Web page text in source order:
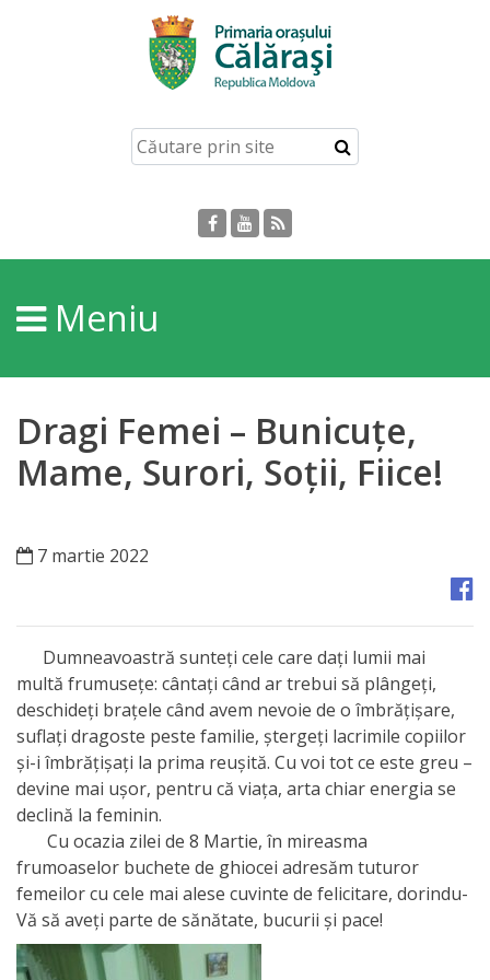
Despre
Orașului
Personalități
Regulamente
Orașe
Registrul
de
Stat
al
Actelor
Locale
Primăria
Aparatul
Meniu
Dragi Femei – Bunicuțe,
Mame, Surori, Soții, Fiice!
7 martie 2022
Dumneavoastră sunteţi cele care daţi lumii mai
multă frumuseţe: cântaţi când ar trebui să plângeţi,
deschideţi braţele când avem nevoie de o îmbrăţişare,
suflaţi dragoste peste familie, ştergeţi lacrimile copiilor
şi-i îmbrăţişaţi la prima reuşită. Cu voi tot ce este greu –
devine mai uşor, pentru că viaţa, arta chiar energia se
declină la feminin.
Cu ocazia zilei de 8 Martie, în mireasma
frumoaselor buchete de ghiocei adresăm tuturor
femeilor cu cele mai alese cuvinte de felicitare, dorindu-
Vă să aveți parte de sănătate, bucurii și pace!